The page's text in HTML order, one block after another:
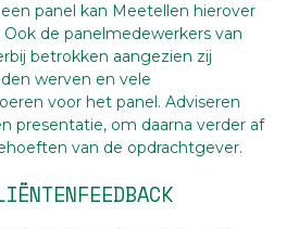
panel kan Meetellen hierover
de panelmedewerkers van
betrokken aangezien zij
werven en vele
voor het panel. Adviseren
presentatie, om daarna verder af
van de opdrachtgever.